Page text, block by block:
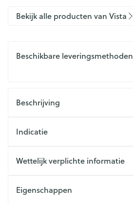
Bekijk alle producten van Vista
Beschikbare leveringsmethoden
Beschrijving
Indicatie
Wettelijk verplichte informatie
Eigenschappen